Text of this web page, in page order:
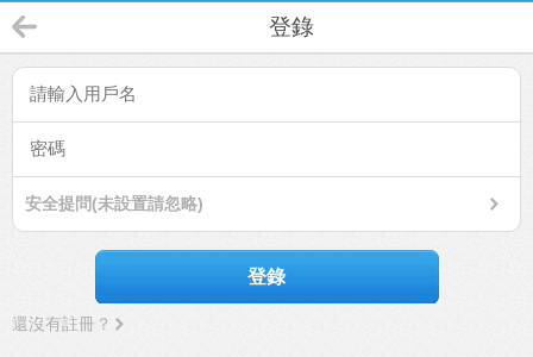
登錄
安全提問(未設置請忽略)
登錄
還沒有註冊？